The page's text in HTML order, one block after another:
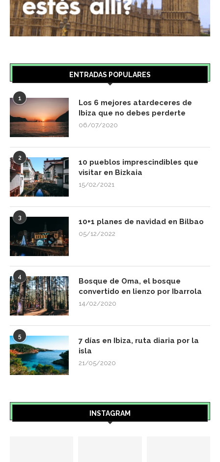
ENTRADAS POPULARES
1
Los 6 mejores atardeceres de
Ibiza que no debes perderte
06/07/2020
2
10 pueblos imprescindibles que
visitar en Bizkaia
15/02/2021
3
10+1 planes de navidad en Bilbao
05/12/2022
4
Bosque de Oma, el bosque
convertido en lienzo por Ibarrola
14/02/2020
5
7 días en Ibiza, ruta diaria por la
isla
21/05/2020
INSTAGRAM